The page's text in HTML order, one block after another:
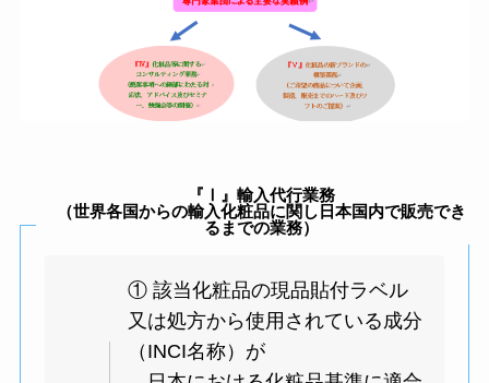
『Ⅰ』輸入代行業務
（世界各国からの輸入化粧品に関し 日本国内で販売でき
るまでの業務）
① 該当化粧品の現品貼付ラベル
又は処方から使用されている成分
（INCI名称）が